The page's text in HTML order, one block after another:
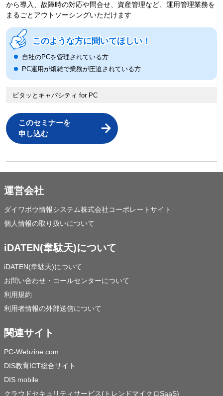
このセミナーを
申し込む
から導入、故障時の対応や問合せ、資産管理など、運用管理業務を
まるごとアウトソーシングいただけます
このような方に聞いてほしい！
自社のPCを管理されている方
PC運用が煩雑で業務が圧迫されている方
ピタッとキャパシティ for PC
運営会社
ダイワボウ情報システム株式会社コーポレートサイト
個人情報の取り扱いについて
iDATEN(韋駄天)について
iDATEN(韋駄天)について
お問い合わせ・コールセンターについて
利用規約
利用者情報の外部送信について
関連サイト
PC-Webzine.com
DIS教育ICT総合サイト
DIS mobile
クラウドセキュリティサービス(トレンドマイクロSaaS)